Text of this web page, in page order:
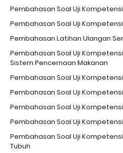
Pembahasan Soal Uji
Pembahasan Soal Uji
Pembahasan Latihan Ulangan
Pembahasan Soal Uji
Sistem Pencernaan Makanan
Pembahasan Soal Uji
Pembahasan Soal Uji
Pembahasan Soal Uji
Pembahasan Soal Uji
Pembahasan Soal Uji
Tubuh